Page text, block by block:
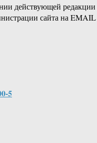
действующей редакции
сайта на EMAIL
5